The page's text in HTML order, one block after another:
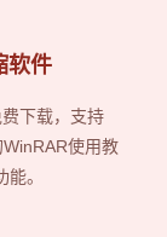
软件
下载，支持
使用教
。